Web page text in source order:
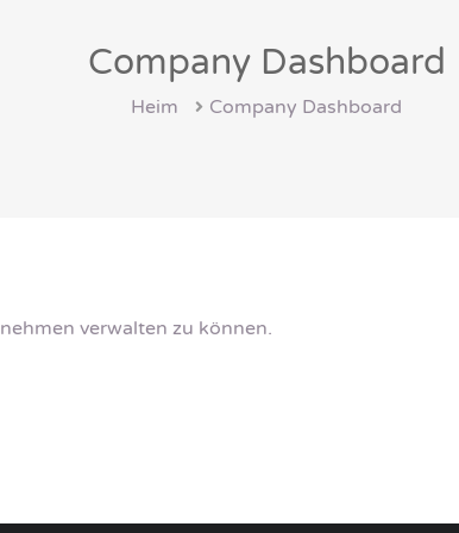
Company Dashboard
Heim Company Dashboard
verwalten zu können.